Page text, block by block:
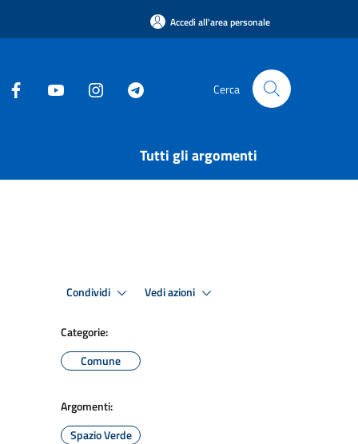
Accedi all'area personale
Cerca
Tutti gli argomenti
Condividi Vedi azioni
Categorie:
Comune
Argomenti:
Spazio Verde